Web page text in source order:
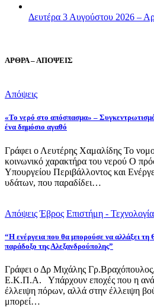
Δευτέρα 3 Αυγούστου 2026 –
ΑΡΘΡΑ – ΑΠΟΨΕΙΣ
Απόψεις
«Το νερό στο απόσπασμα» –
ένα δημόσιο αγαθό
Γράφει ο Λευτέρης Χαμαλίδης Το
κοινωνικό χαρακτήρα του νερού Ο
Υπουργείου Περιβάλλοντος και
υδάτων, που παραδίδει…
Απόψεις Έβρος Επιστήμη - Τεχνολογία
“Η ενέργεια που θα μπορούσε να αλλάξει τη
παράδοξο της Αλεξανδρούπολης”
Γράφει ο Δρ Μιχάλης
Ε.Κ.Π.Α. Υπάρχουν εποχές που η
έλλειψη πόρων, αλλά στην έλλειψη
μπορεί…